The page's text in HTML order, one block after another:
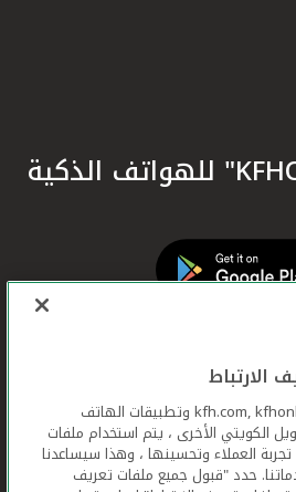
الارتباط
عندما تستخدم ,kfh.com, kfhonline.com وتطبيقات الهاتف
الكويتي الأخرى ، يتم استخدام ملفات
العملاء وتحسينها ، وهذا سيساعدنا
حدد "قبول جميع ملفات تعريف